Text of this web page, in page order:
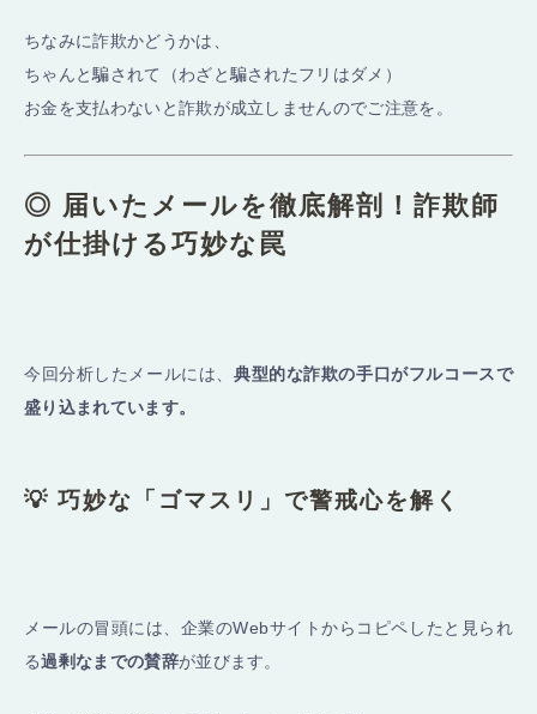
ちなみに詐欺かどうかは、
ちゃんと騙されて（わざと騙されたフリはダメ）
お金を支払わないと詐欺が成立しませんのでご注意を。
◎ 届いたメールを徹底解剖！詐欺師
が仕掛ける巧妙な罠
今回分析したメールには、 典型的な詐欺の手口がフルコースで
盛り込まれています。
💡 巧妙な「ゴマスリ」で警戒心を解く
メールの冒頭には、企業のWebサイトからコピペしたと見られ
る過剰なまでの賛辞が並びます。